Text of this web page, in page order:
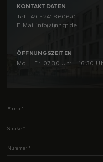
KONTAKTDATEN
Tel +49 5241 8606-0
E-Mail info(at)nngt.de
ÖFFNUNGSZEITEN
Mo. – Fr. 07:30 Uhr – 16:30